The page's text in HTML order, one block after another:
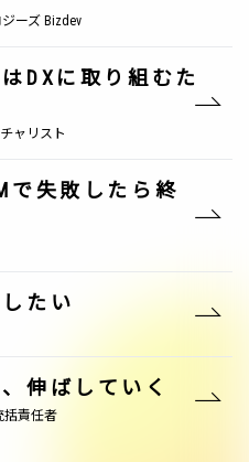
ーズ Bizdev
DXに取り組むた
ャリスト
で失敗したら終
たい
伸ばしていく
括責任者